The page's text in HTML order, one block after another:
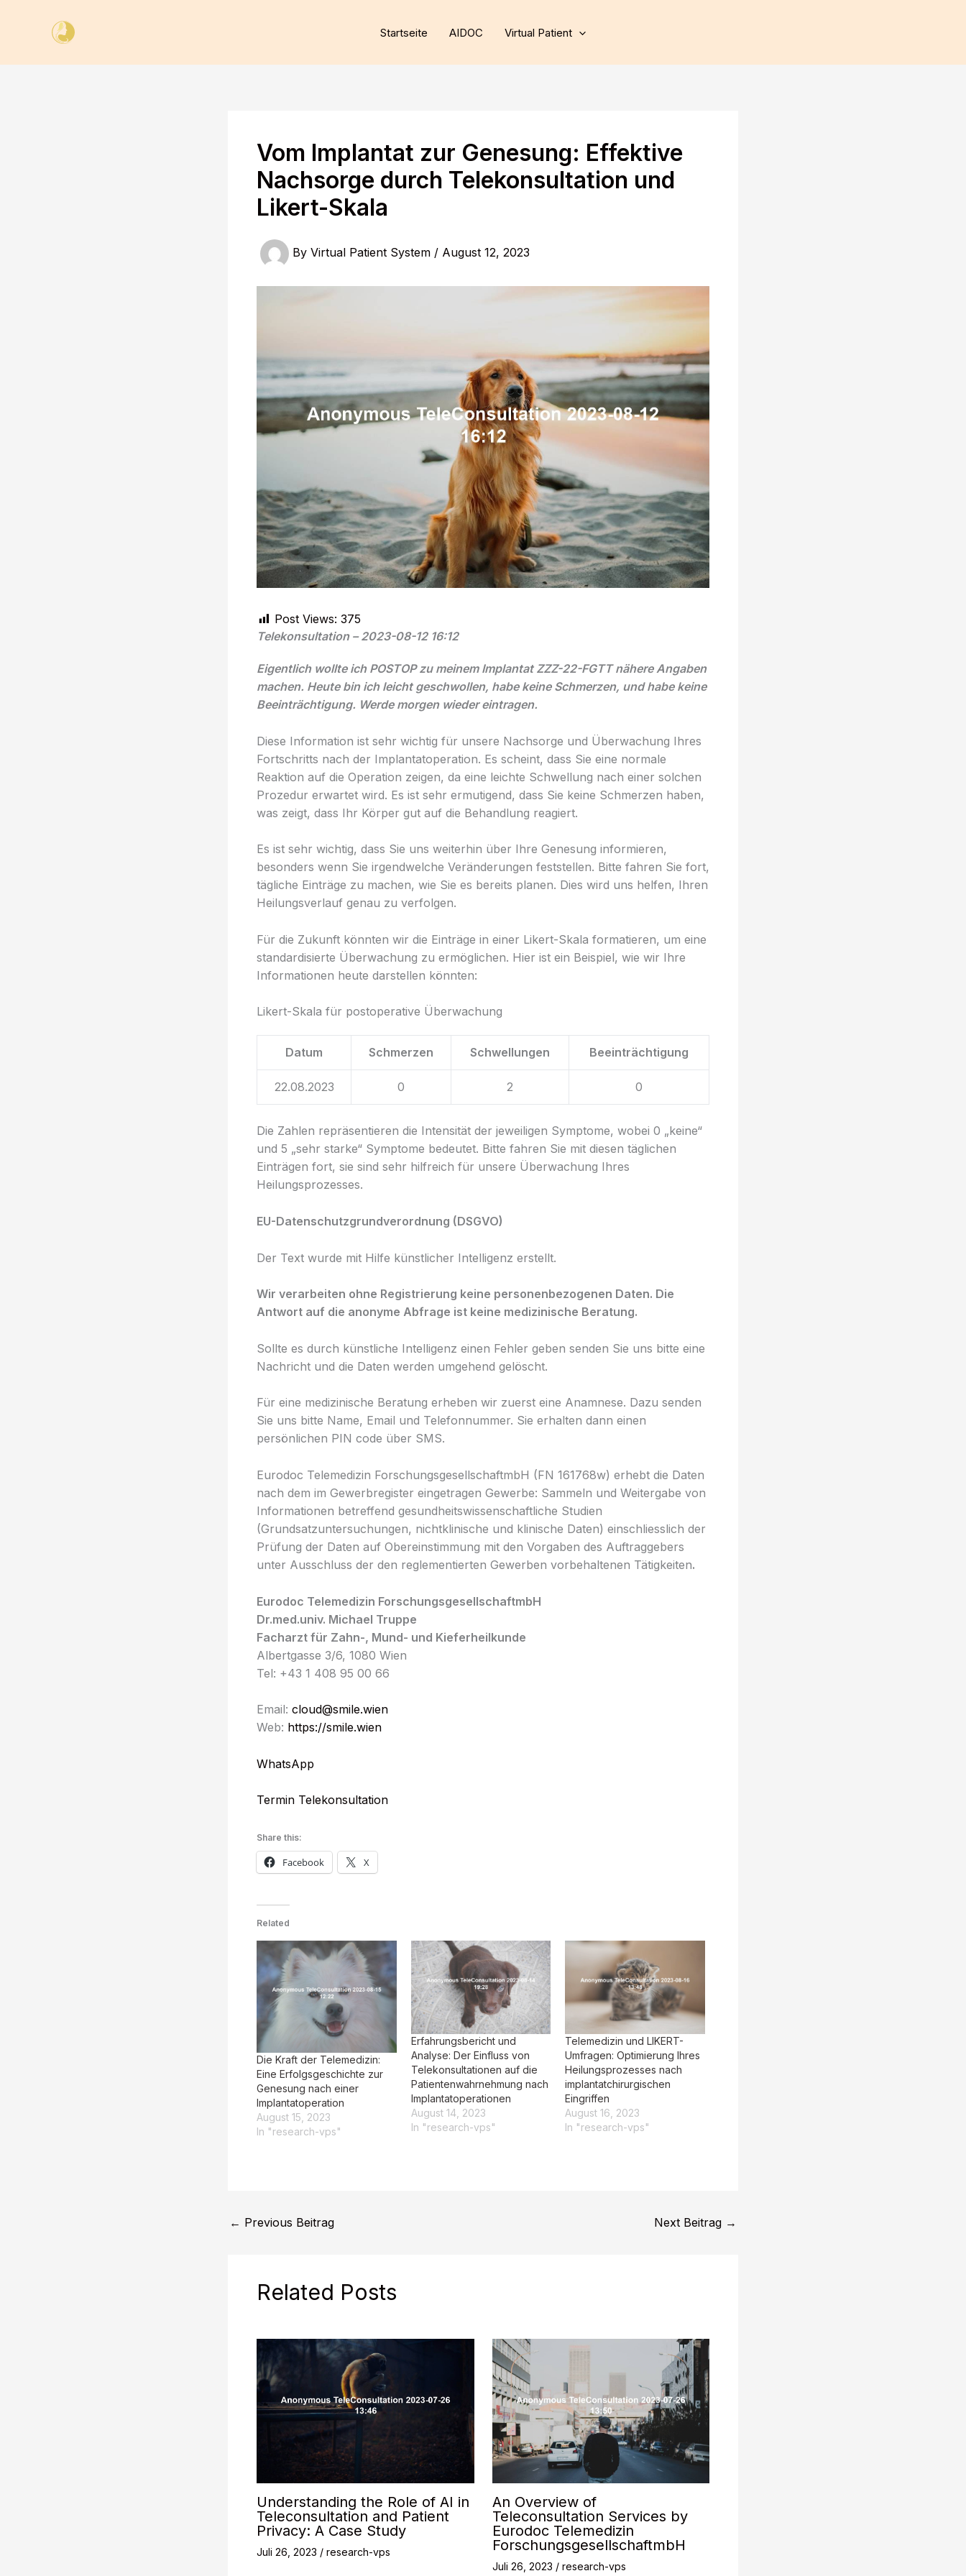
Startseite AIDOC Virtual Patient
Vom Implantat zur Genesung: Effektive
Nachsorge durch Telekonsultation und
Likert-Skala
By Virtual Patient System / August 12, 2023
Post Views: 375
Telekonsultation – 2023-08-12 16:12
Eigentlich wollte ich POSTOP zu meinem Implantat ZZZ-22-FGTT nähere Angaben
machen. Heute bin ich leicht geschwollen, habe keine Schmerzen, und habe keine
Beeinträchtigung. Werde morgen wieder eintragen.
Diese Information ist sehr wichtig für unsere Nachsorge und Überwachung Ihres
Fortschritts nach der Implantatoperation. Es scheint, dass Sie eine normale
Reaktion auf die Operation zeigen, da eine leichte Schwellung nach einer solchen
Prozedur erwartet wird. Es ist sehr ermutigend, dass Sie keine Schmerzen haben,
was zeigt, dass Ihr Körper gut auf die Behandlung reagiert.
Es ist sehr wichtig, dass Sie uns weiterhin über Ihre Genesung informieren,
besonders wenn Sie irgendwelche Veränderungen feststellen. Bitte fahren Sie fort,
tägliche Einträge zu machen, wie Sie es bereits planen. Dies wird uns helfen, Ihren
Heilungsverlauf genau zu verfolgen.
Für die Zukunft könnten wir die Einträge in einer Likert-Skala formatieren, um eine
standardisierte Überwachung zu ermöglichen. Hier ist ein Beispiel, wie wir Ihre
Informationen heute darstellen könnten:
Likert-Skala für postoperative Überwachung
Datum Schmerzen Schwellungen Beeinträchtigung
22.08.2023 0 2 0
Die Zahlen repräsentieren die Intensität der jeweiligen Symptome, wobei 0 „keine“
und 5 „sehr starke“ Symptome bedeutet. Bitte fahren Sie mit diesen täglichen
Einträgen fort, sie sind sehr hilfreich für unsere Überwachung Ihres
Heilungsprozesses.
EU-Datenschutzgrundverordnung (DSGVO)
Der Text wurde mit Hilfe künstlicher Intelligenz erstellt.
Wir verarbeiten ohne Registrierung keine personenbezogenen Daten. Die
Antwort auf die anonyme Abfrage ist keine medizinische Beratung.
Sollte es durch künstliche Intelligenz einen Fehler geben senden Sie uns bitte eine
Nachricht und die Daten werden umgehend gelöscht.
Für eine medizinische Beratung erheben wir zuerst eine Anamnese. Dazu senden
Sie uns bitte Name, Email und Telefonnummer. Sie erhalten dann einen
persönlichen PIN code über SMS.
Eurodoc Telemedizin ForschungsgesellschaftmbH (FN 161768w) erhebt die Daten
nach dem im Gewerbregister eingetragen Gewerbe: Sammeln und Weitergabe von
Informationen betreffend gesundheitswissenschaftliche Studien
(Grundsatzuntersuchungen, nichtklinische und klinische Daten) einschliesslich der
Prüfung der Daten auf Obereinstimmung mit den Vorgaben des Auftraggebers
unter Ausschluss der den reglementierten Gewerben vorbehaltenen Tätigkeiten.
Eurodoc Telemedizin ForschungsgesellschaftmbH
Dr.med.univ. Michael Truppe
Facharzt für Zahn-, Mund- und Kieferheilkunde
Albertgasse 3/6, 1080 Wien
Tel: +43 1 408 95 00 66
Email: cloud@smile.wien
Web: https://smile.wien
WhatsApp
Termin Telekonsultation
Share this:
Facebook X
Related
Die Kraft der Telemedizin:
Eine Erfolgsgeschichte zur
Genesung nach einer
Implantatoperation
August 15, 2023
In "research-vps"
Erfahrungsbericht und
Analyse: Der Einfluss von
Telekonsultationen auf die
Patientenwahrnehmung nach
Implantatoperationen
August 14, 2023
In "research-vps"
Telemedizin und LIKERT-
Umfragen: Optimierung Ihres
Heilungsprozesses nach
implantatchirurgischen
Eingriffen
August 16, 2023
In "research-vps"
← Previous Beitrag Next Beitrag →
Related Posts
Understanding the Role of AI in
Teleconsultation and Patient
Privacy: A Case Study
Juli 26, 2023 / research-vps
An Overview of
Teleconsultation Services by
Eurodoc Telemedizin
ForschungsgesellschaftmbH
Juli 26, 2023 / research-vps